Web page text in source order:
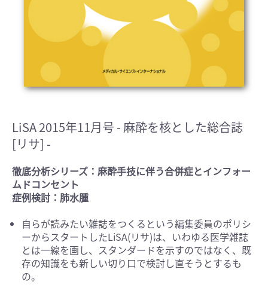
LiSA 2015年11月号 - 麻酔を核とした総合誌
[リサ] -
徹底分析シリーズ：麻酔手技に伴う合併症とインフォー
ムドコンセント
症例検討：肺水腫
自らが読みたい雑誌をつくるという編集委員のポリシ
ーからスタートしたLiSA(リサ)は、いわゆる医学雑誌
とは一線を画し、スタンダードを示すのではなく、既
存の知識をも新しい切り口で検討し直そうとするも
の。